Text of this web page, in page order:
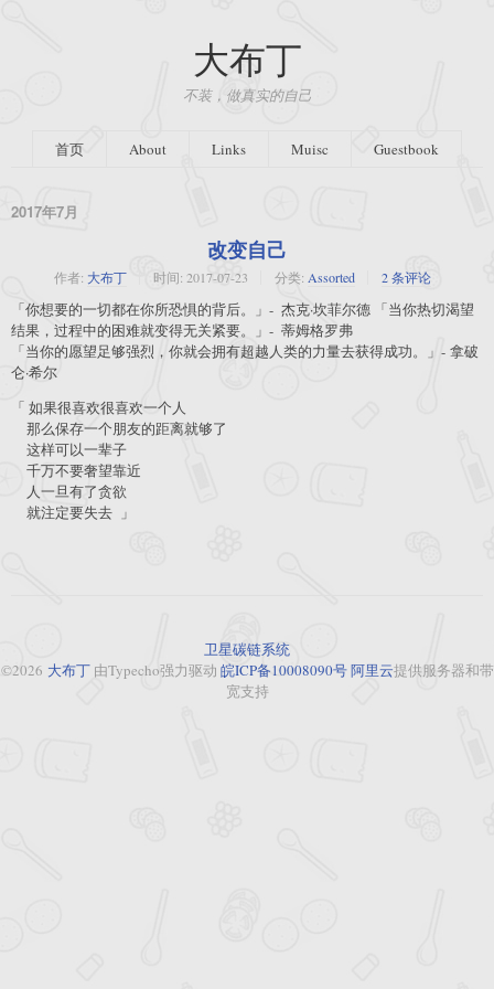
大布丁
不装，做真实的自己
首页 About Links Muisc Guestbook
2017年7月
改变自己
作者: 大布丁 时间: 2017-07-23 分类: Assorted 2 条评论
「你想要的一切都在你所恐惧的背后。」- 杰克·坎菲尔德 「当你热切渴望
结果，过程中的困难就变得无关紧要。」- 蒂姆格罗弗
「当你的愿望足够强烈，你就会拥有超越人类的力量去获得成功。」- 拿破
仑·希尔
「 如果很喜欢很喜欢一个人
那么保存一个朋友的距离就够了
这样可以一辈子
千万不要奢望靠近
人一旦有了贪欲
就注定要失去 」
卫星碳链系统
©2026 大布丁由Typecho强力驱动 皖ICP备10008090号阿里云提供服务器和带
宽支持